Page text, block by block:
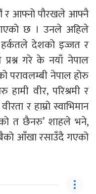
र आफ्नो पौरखले आफ्नै
गएको छ । उनले अहिले
देशको इज्जत र
गरे के नयाँ नेपाल
परावलम्बी नेपाल होरु
वीर‚ परिश्रमी र
र हाम्रो स्वाभिमान
त छैनरु’ शाहले भने,
आँखा रसाउँदै गएको